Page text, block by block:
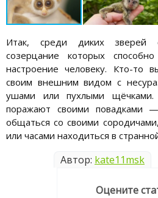
Итак, среди диких зверей
созерцание которых
настроение человеку. Кто-то
своим внешним видом с
ушами или пухлыми щёчками.
поражают своими повадками
общаться со своими
или часами находиться в
Автор: kate11msk
Оцените